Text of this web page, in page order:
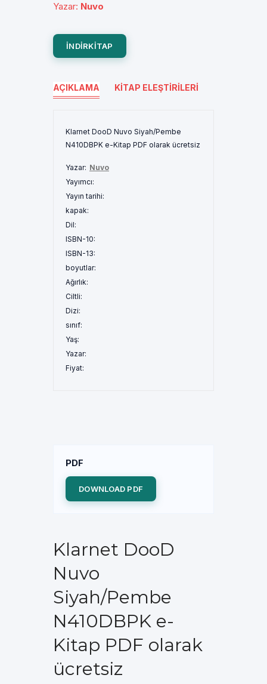
Yazar: Nuvo
INDIRKITAP
AÇIKLAMA KITAP ELEŞTIRILERI
Klarnet DooD Nuvo Siyah/Pembe
N410DBPK e-Kitap PDF olarak ücretsiz
Yazar: Nuvo
Yayımcı:
Yayın tarihi:
kapak:
Dil:
ISBN-10:
ISBN-13:
boyutlar:
Ağırlık:
Ciltli:
Dizi:
sınıf:
Yaş:
Yazar:
Fiyat:
PDF
DOWNLOAD PDF
Klarnet DooD
Nuvo
Siyah/Pembe
N410DBPK e-
Kitap PDF olarak
ücretsiz